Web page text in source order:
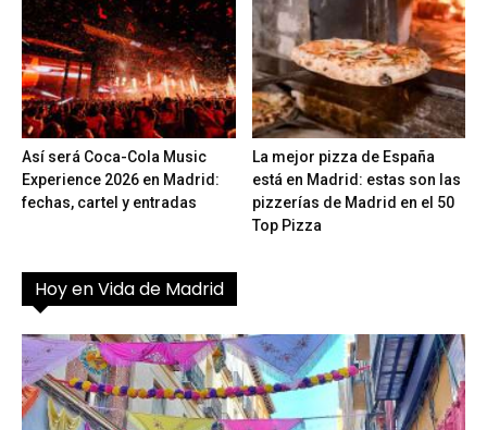
Así será Coca-Cola Music
Experience 2026 en Madrid:
fechas, cartel y entradas
La mejor pizza de España
está en Madrid: estas son las
pizzerías de Madrid en el 50
Top Pizza
Hoy en Vida de Madrid